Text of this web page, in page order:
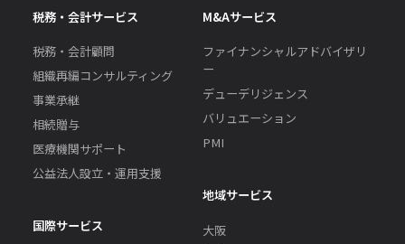
税務・会計サービス
税務・会計顧問
組織再編コンサルティング
事業承継
相続贈与
医療機関サポート
公益法人設立・運用支援
国際サービス
M&Aサービス
ファイナンシャルアドバイザリ
ー
デューデリジェンス
バリュエーション
PMI
地域サービス
大阪